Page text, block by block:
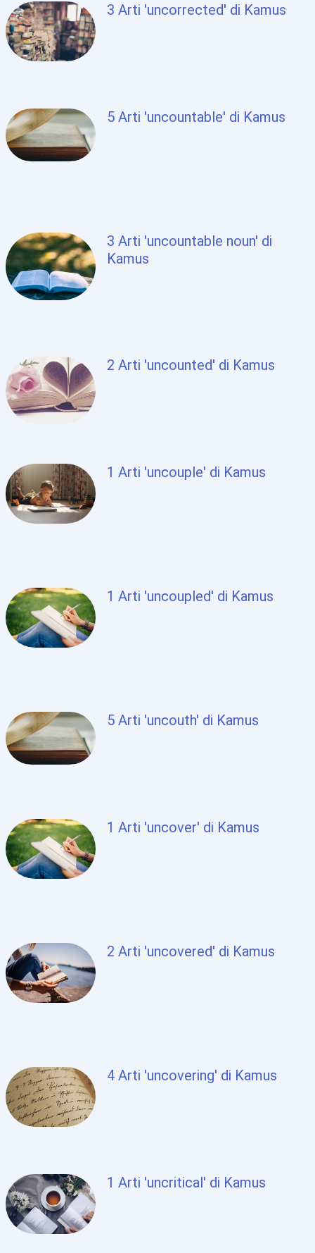
3 Arti 'uncorrected' di Kamus
5 Arti 'uncountable' di Kamus
3 Arti 'uncountable noun' di
Kamus
2 Arti 'uncounted' di Kamus
1 Arti 'uncouple' di Kamus
1 Arti 'uncoupled' di Kamus
5 Arti 'uncouth' di Kamus
1 Arti 'uncover' di Kamus
2 Arti 'uncovered' di Kamus
4 Arti 'uncovering' di Kamus
1 Arti 'uncritical' di Kamus